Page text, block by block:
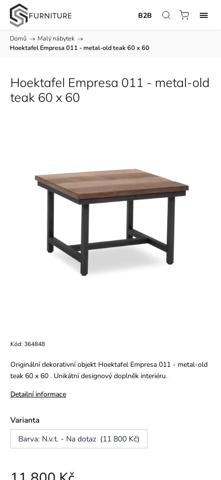
B2B
Domů / Malý nábytek /
Hoektafel Empresa 011 - metal-old teak 60 x 60
Hoektafel Empresa 011 - metal-old
teak 60 x 60
Kód: 364848
Originální dekorativní objekt Hoektafel Empresa 011 - metal-old
teak 60 x 60 . Unikátní designový doplněk interiéru.
Detailní informace
Varianta
Barva: N.v.t. - Na dotaz (11 800 Kč)